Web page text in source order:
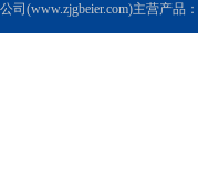
公司(www.zjgbeier.com)主营产品：